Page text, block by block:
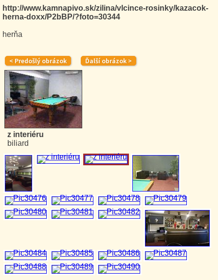
http://www.kamnapivo.sk/zilina/vlcince-rosinky/kazacok-
herna-doxx/P2bBP/?foto=30344
herňa
z interiéru
biliard